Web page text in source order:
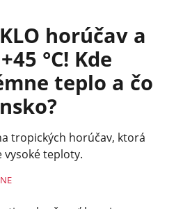
horúčav a
°C! Kde
teplo a čo
tropických horúčav, ktorá
teploty.